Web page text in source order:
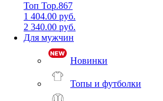
Топ Top.867
1 404.00 руб.
2 340.00 руб.
Для мужчин
Новинки
Топы и футболки